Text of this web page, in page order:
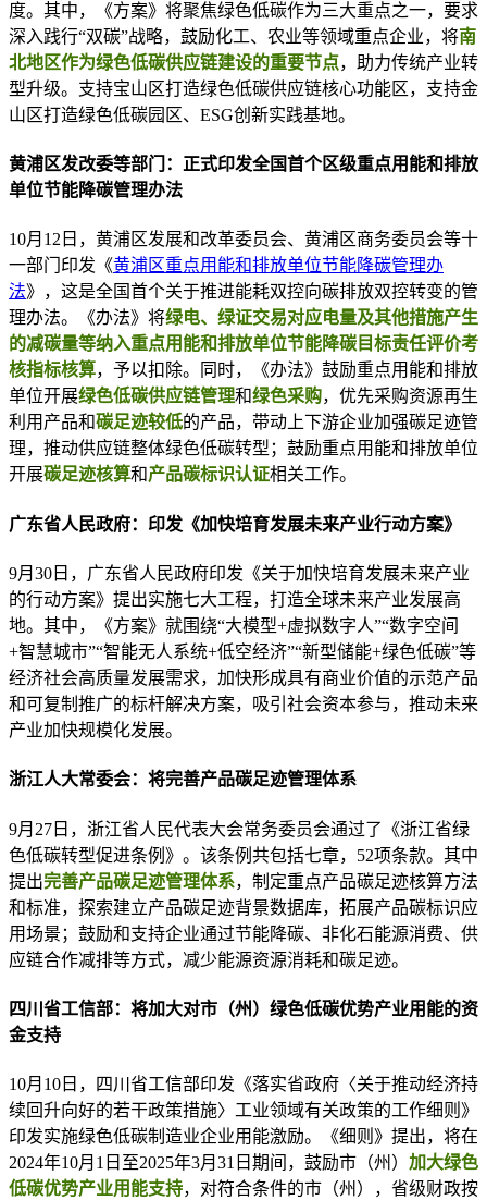
度。其中，《方案》将聚焦绿色低碳作为三大重点之一，要求
深入践行“双碳”战略，鼓励化工、农业等领域重点企业，将南
北地区作为绿色低碳供应链建设的重要节点，助力传统产业转
型升级。支持宝山区打造绿色低碳供应链核心功能区，支持金
山区打造绿色低碳园区、ESG创新实践基地。
黄浦区发改委等部门：正式印发全国首个区级重点用能和排放
单位节能降碳管理办法
10月12日，黄浦区发展和改革委员会、黄浦区商务委员会等十
一部门印发《黄浦区重点用能和排放单位节能降碳管理办
法》，这是全国首个关于推进能耗双控向碳排放双控转变的管
理办法。《办法》将绿电、绿证交易对应电量及其他措施产生
的减碳量等纳入重点用能和排放单位节能降碳目标责任评价考
核指标核算，予以扣除。同时，《办法》鼓励重点用能和排放
单位开展绿色低碳供应链管理和绿色采购，优先采购资源再生
利用产品和碳足迹较低的产品，带动上下游企业加强碳足迹管
理，推动供应链整体绿色低碳转型；鼓励重点用能和排放单位
开展碳足迹核算和产品碳标识认证相关工作。
广东省人民政府：印发《加快培育发展未来产业行动方案》
9月30日，广东省人民政府印发《关于加快培育发展未来产业
的行动方案》提出实施七大工程，打造全球未来产业发展高
地。其中，《方案》就围绕“大模型+虚拟数字人”“数字空间
+智慧城市”“智能无人系统+低空经济”“新型储能+绿色低碳”等
经济社会高质量发展需求，加快形成具有商业价值的示范产品
和可复制推广的标杆解决方案，吸引社会资本参与，推动未来
产业加快规模化发展。
浙江人大常委会：将完善产品碳足迹管理体系
9月27日，浙江省人民代表大会常务委员会通过了《浙江省绿
色低碳转型促进条例》。该条例共包括七章，52项条款。其中
提出完善产品碳足迹管理体系，制定重点产品碳足迹核算方法
和标准，探索建立产品碳足迹背景数据库，拓展产品碳标识应
用场景；鼓励和支持企业通过节能降碳、非化石能源消费、供
应链合作减排等方式，减少能源资源消耗和碳足迹。
四川省工信部：将加大对市（州）绿色低碳优势产业用能的资
金支持
10月10日，四川省工信部印发《落实省政府〈关于推动经济持
续回升向好的若干政策措施〉工业领域有关政策的工作细则》
印发实施绿色低碳制造业企业用能激励。《细则》提出，将在
2024年10月1日至2025年3月31日期间，鼓励市（州） 加大绿色
低碳优势产业用能支持，对符合条件的市（州），省级财政按